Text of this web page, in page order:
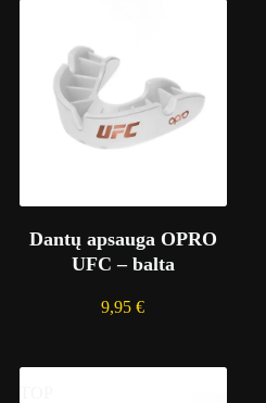
Dantų apsauga OPRO
UFC – balta
9,95€